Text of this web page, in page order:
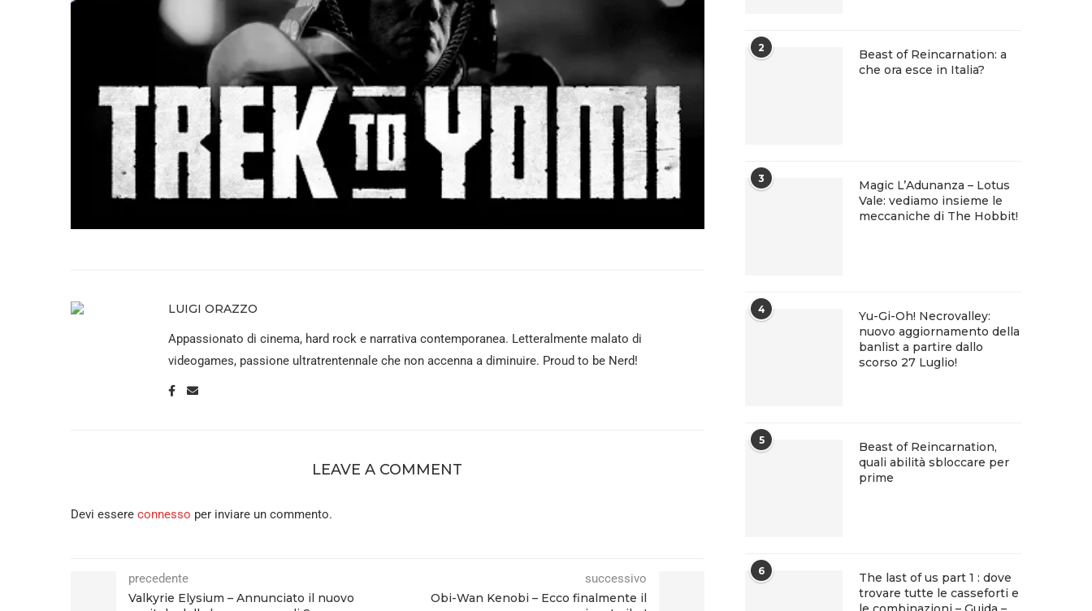
LUIGI ORAZZO
Appassionato di cinema, hard rock e narrativa contemporanea. Letteralmente malato di
videogames, passione ultratrentennale che non accenna a diminuire. Proud to be Nerd!
LEAVE A COMMENT
Devi essere connesso per inviare un commento.
precedente
Valkyrie Elysium – Annunciato il nuovo
successivo
Obi-Wan Kenobi – Ecco finalmente il
2
Beast of Reincarnation: a
che ora esce in Italia?
3
Magic L’Adunanza – Lotus
Vale: vediamo insieme le
meccaniche di The Hobbit!
4
Yu-Gi-Oh! Necrovalley:
nuovo aggiornamento della
banlist a partire dallo
scorso 27 Luglio!
5
Beast of Reincarnation,
quali abilità sbloccare per
prime
6
The last of us part 1 : dove
trovare tutte le casseforti e